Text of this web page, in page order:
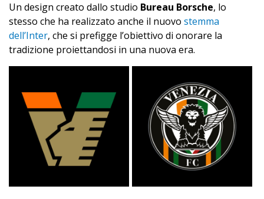
Un design creato dallo studio Bureau Borsche, lo
stesso che ha realizzato anche il nuovo stemma
dell’Inter, che si prefigge l’obiettivo di onorare la
tradizione proiettandosi in una nuova era.